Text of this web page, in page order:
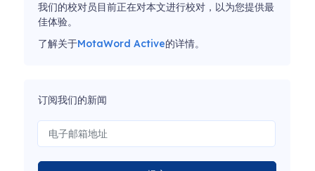
我们的校对员目前正在对本文进行校对，以为您提供最
佳体验。
了解关于MotaWord Active的详情。
订阅我们的新闻